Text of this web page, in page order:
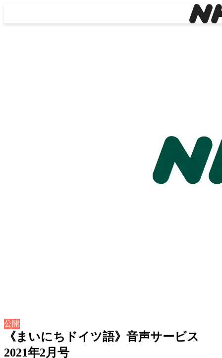
公開
《まいにちドイツ語》音声サービス
2021年2月号